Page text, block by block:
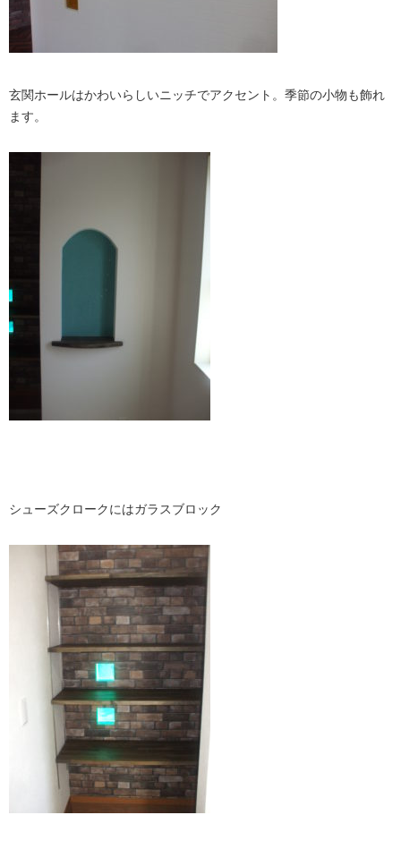
玄関ホールはかわいらしいニッチでアクセント。季節の小物も飾れ
ます。
シューズクロークにはガラスブロック